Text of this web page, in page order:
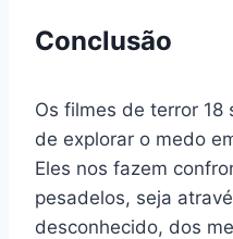
Conclusão
Os filmes de terror 18
de explorar o medo
Eles nos fazem
pesadelos, seja
desconhecido, dos